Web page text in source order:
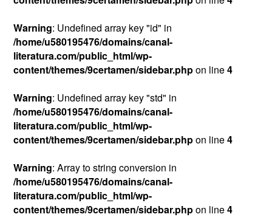
Warning: Undefined array key "id" in
/home/u580195476/domains/canal-
literatura.com/public_html/wp-
content/themes/9certamen/sidebar.phpon line4
Warning: Undefined array key "std" in
/home/u580195476/domains/canal-
literatura.com/public_html/wp-
content/themes/9certamen/sidebar.phpon line4
Warning: Array to string conversion in
/home/u580195476/domains/canal-
literatura.com/public_html/wp-
content/themes/9certamen/sidebar.phpon line4